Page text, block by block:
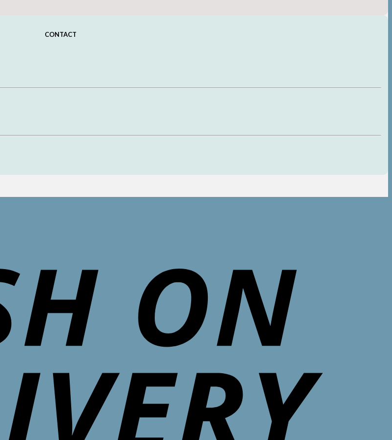
CONTACT